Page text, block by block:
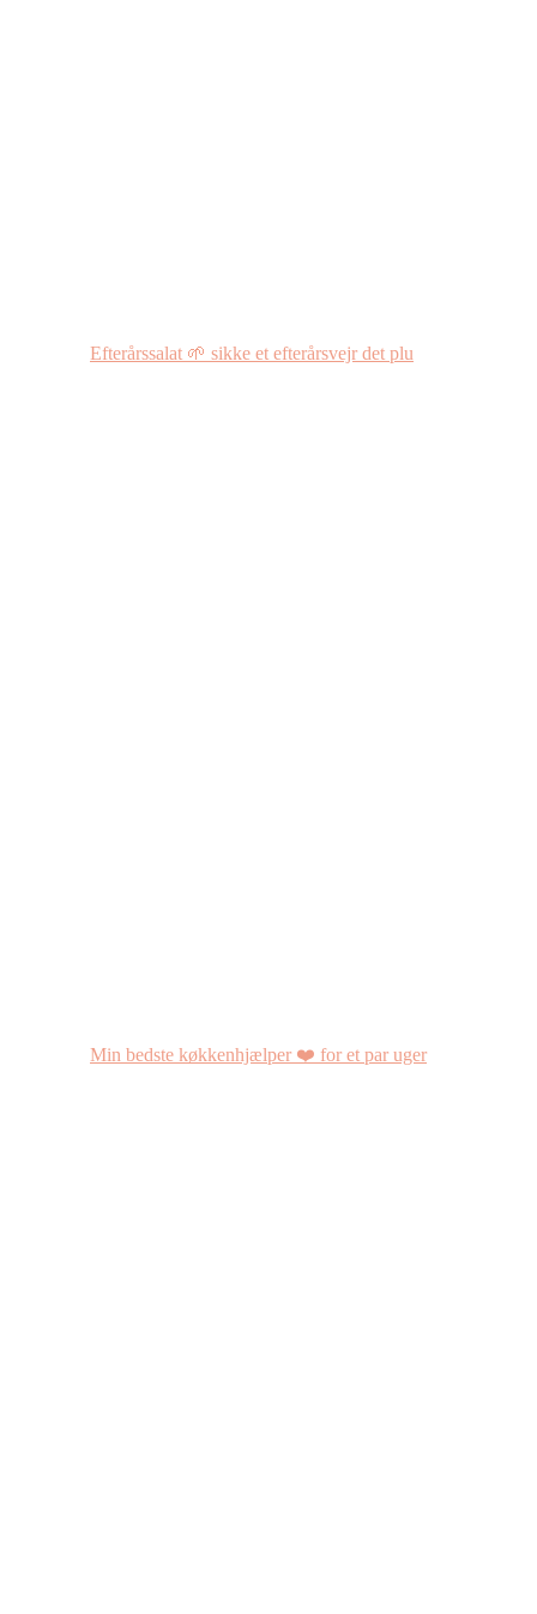
Efterårssalat 🌱 sikke et efterårsvejr det plu
Min bedste køkkenhjælper ❤️ for et par uger